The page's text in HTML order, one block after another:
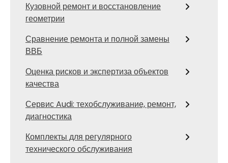
Кузовной ремонт и восстановление
геометрии
Сравнение ремонта и полной замены
ВВБ
Оценка рисков и экспертиза объектов
качества
Сервис Audi: техобслуживание, ремонт,
диагностика
Комплекты для регулярного
технического обслуживания